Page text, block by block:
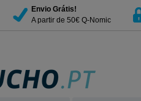
Envio Grátis!
A partir de 50€ Q-Nomic